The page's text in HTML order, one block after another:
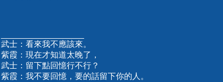
武士：看來我不應該來。
紫霞：現在才知道太晚了，
武士：留下點回憶行不行？
紫霞：我不要回憶，要的話留下你的人。